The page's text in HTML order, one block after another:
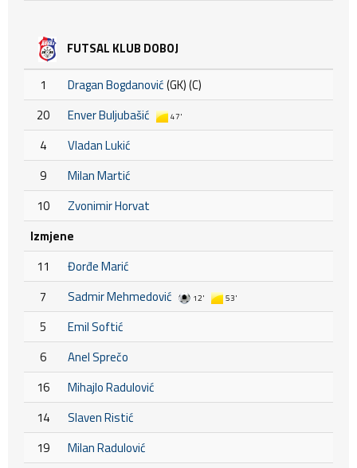
FUTSAL KLUB DOBOJ
1 Dragan Bogdanović(GK) (C)
20
Enver Buljubašić 47'
4
Vladan Lukić
9
Milan Martić
10
Zvonimir Horvat
Izmjene
11
Đorđe Marić
7
Sadmir Mehmedović 12' 53'
5
Emil Softić
6
Anel Sprečo
16
Mihajlo Radulović
14
Slaven Ristić
19
Milan Radulović